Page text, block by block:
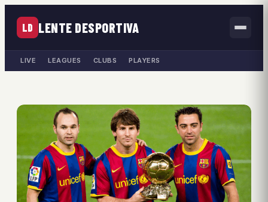
LD LENTE DESPORTIVA
LIVE LEAGUES CLUBS PLAYERS